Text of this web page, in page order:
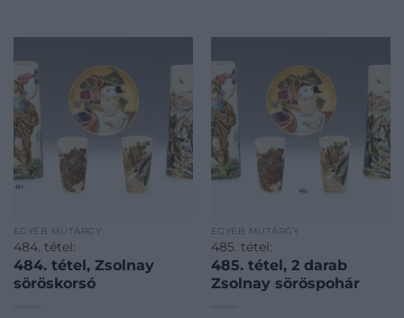
EGYÉB MŰTÁRGY
484. tétel:
484. tétel, Zsolnay
söröskorsó
EGYÉB MŰTÁRGY
485. tétel:
485. tétel, 2 darab
Zsolnay söröspohár